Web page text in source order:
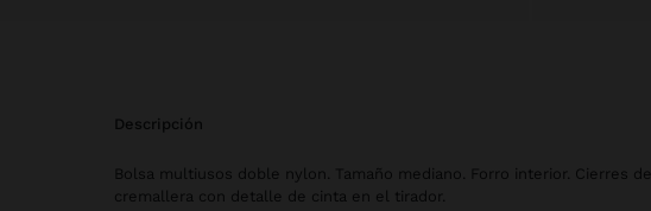
descripción
Bolsa multiusos doble nylon. Tamaño mediano. Forro interior. Cierres de
cremallera con detalle de cinta en el tirador.